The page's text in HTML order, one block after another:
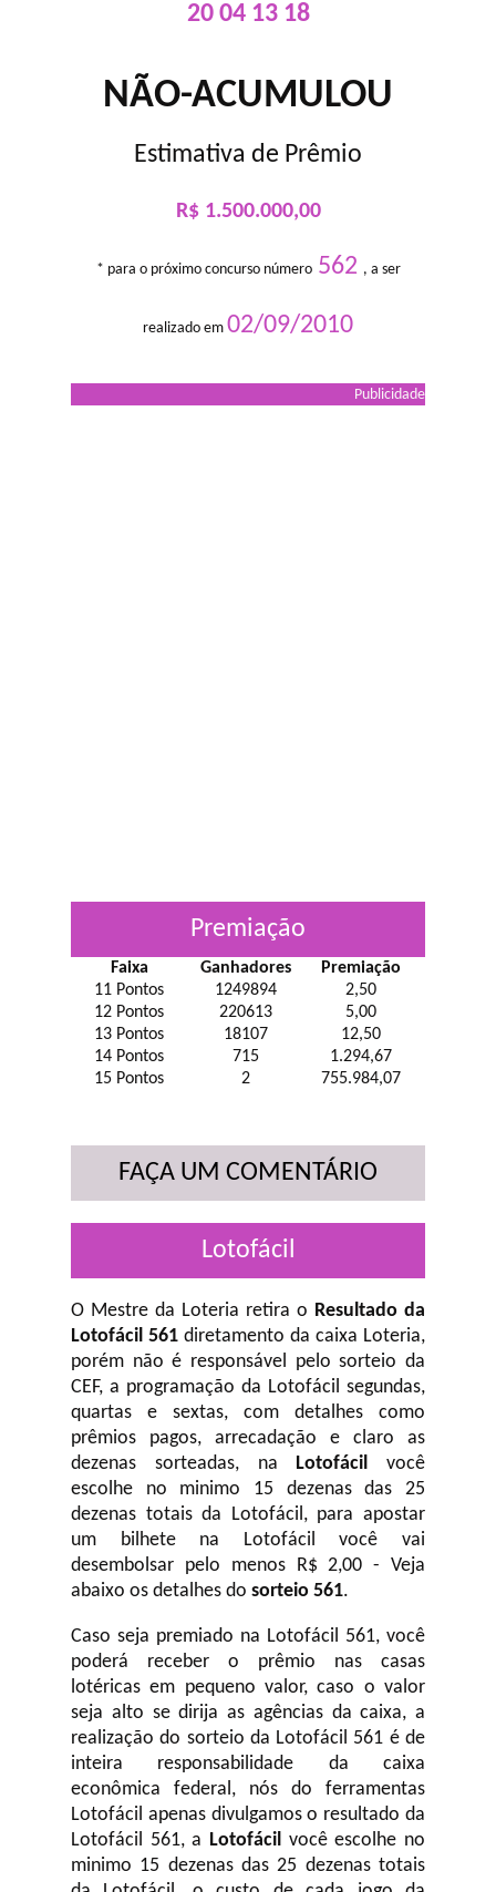
20 04 13 18
NÃO-ACUMULOU
Estimativa de Prêmio
R$ 1.500.000,00
* para o próximo concurso número562 , a ser
realizado em 02/09/2010
Publicidade
Premiação
Faixa Ganhadores
Premiação
11 Pontos
1249894
2,50
12 Pontos
220613
5,00
13 Pontos
18107
12,50
14 Pontos
715
1.294,67
15 Pontos
2 755.984,07
FAÇA UM COMENTÁRIO
Lotofácil
O Mestre da Loteria retira o Resultado da
Lotofácil 561 diretamento da caixa Loteria,
porém não é responsável pelo sorteio da
CEF, a programação da Lotofácil segundas,
quartas e sextas, com detalhes como
prêmios pagos, arrecadação e claro as
dezenas sorteadas, na Lotofácil você
escolhe no minimo 15 dezenas das 25
dezenas totais da Lotofácil, para apostar
um bilhete na Lotofácil você vai
desembolsar pelo menos R$ 2,00 - Veja
abaixo os detalhes do sorteio 561.
Caso seja premiado na Lotofácil 561, você
poderá receber o prêmio nas casas
lotéricas em pequeno valor, caso o valor
seja alto se dirija as agências da caixa, a
realização do sorteio da Lotofácil 561 é de
inteira responsabilidade da caixa
econômica federal, nós do ferramentas
Lotofácil apenas divulgamos o resultado da
Lotofácil 561, a Lotofácil você escolhe no
minimo 15 dezenas das 25 dezenas totais